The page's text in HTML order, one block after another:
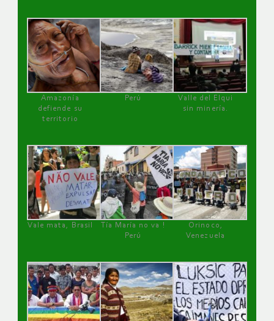
Amazonía
defiende su
territorio
Perú
Valle del Elqui
sin minería.
Vale mata, Brasil
Tía María no va !
Perú
Orinoco,
Venezuela